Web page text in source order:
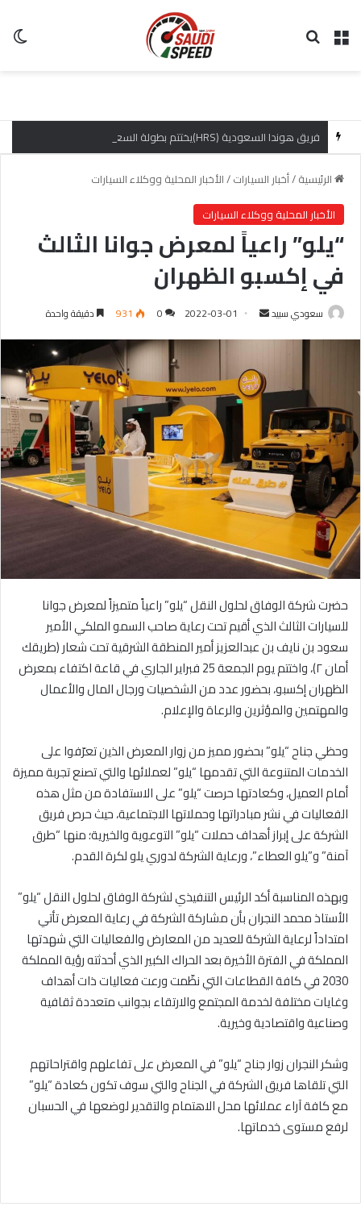
القائمة
الرئيسية/أخبار السيارات/الأخبار المحلية ووكلاء السيارات
الأخبار المحلية ووكلاء السيارات
“يلو” راعياً لمعرض جوانا الثالث
في إكسبو الظهران
سعودي سبيد
ل
ب
د
ا
إ
ل
ت
ر
و
ن
ي
ا
2022-03-01
0
931 دقيقة واحدة
حضرت شركة الوفاق لحلول النقل “يلو” راعياً متميزاً لمعرض جوانا
للسيارات الثالث الذي أقيم تحت رعاية صاحب السمو الملكي الأمير
سعود بن نايف بن عبدالعزيز أمير المنطقة الشرقية تحت شعار (طريقك
أمان ٢)، واختتم يوم الجمعة 25 فبراير الجاري في قاعة اكتفاء بمعرض
الظهران إكسبو، بحضور عدد من الشخصيات ورجال المال والأعمال
والمهتمين والمؤثرين والرعاة والإعلام.
وحظي جناح “يلو” بحضور مميز من زوار المعرض الذين تعرّفوا على
الخدمات المتنوعة التي تقدمها “يلو” لعملائها والتي تصنع تجربة مميزة
أمام العميل، وكعادتها حرصت “يلو” على الاستفادة من مثل هذه
الفعاليات في نشر مبادراتها وحملاتها الاجتماعية، حيث حرص فريق
الشركة على إبراز أهداف حملات “يلو” التوعوية والخيرية؛ منها “طرق
آمنة” و”يلو العطاء”، ورعاية الشركة لدوري يلو لكرة القدم.
وبهذه المناسبة أكد الرئيس التنفيذي لشركة الوفاق لحلول النقل “يلو”
الأستاذ محمد النجران بأن مشاركة الشركة في رعاية المعرض تأتي
امتداداً لرعاية الشركة للعديد من المعارض والفعاليات التي شهدتها
المملكة في الفترة الأخيرة بعد الحراك الكبير الذي أحدثته رؤية المملكة
2030 في كافة القطاعات التي نظّمت ورعت فعاليات ذات أهداف
وغايات مختلفة لخدمة المجتمع والارتقاء بجوانب متعددة ثقافية
وصناعية واقتصادية وخيرية.
وشكر النجران زوار جناح “يلو” في المعرض على تفاعلهم واقتراحاتهم
التي تلقاها فريق الشركة في الجناح والتي سوف تكون كعادة “يلو”
مع كافة آراء عملائها محل الاهتمام والتقدير لوضعها في الحسبان
لرفع مستوى خدماتها.